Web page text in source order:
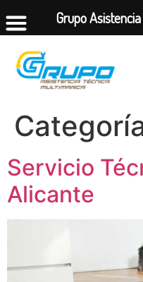
Servicio
Alicante
Grupo